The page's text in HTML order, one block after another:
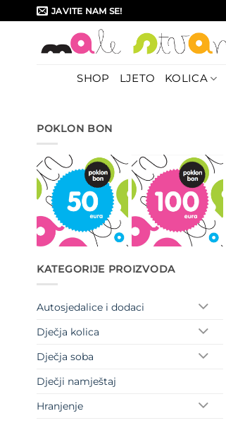
to
JAVITE NAM SE!
SHOP LJETO KOLICA
POKLON BON
KATEGORIJE PROIZVODA
Autosjedalice i dodaci
Dječja kolica
Dječja soba
Dječji namještaj
Hranjenje